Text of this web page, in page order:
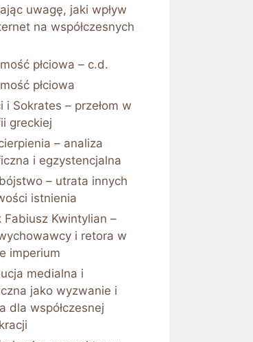
uwagę, jaki wpływ
na współczesnych
płciowa – c.d.
płciowa
i Sokrates – przełom w
greckiej
– analiza
i egzystencjalna
– utrata innych
istnienia
Fabiusz Kwintylian –
i retora w
imperium
medialna i
jako wyzwanie i
dla współczesnej